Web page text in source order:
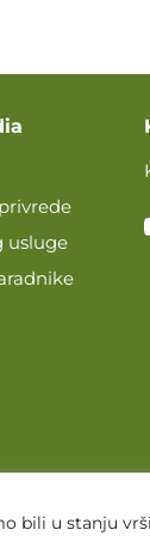
bili u stanju
usluge